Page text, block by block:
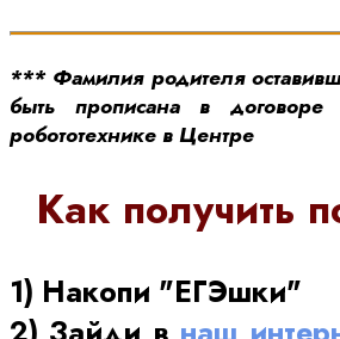
*** Фамилия родителя
быть прописана в
робототехнике в Центре
Как получить
1) Накопи "ЕГЭшки"